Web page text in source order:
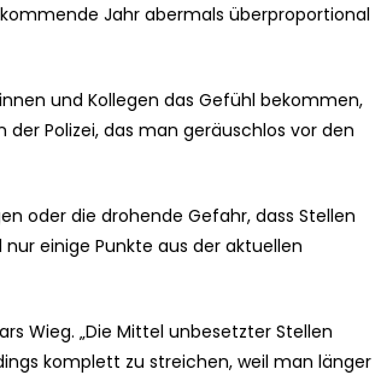
Jahr abermals überproportional
und Kollegen das Gefühl bekommen,
der Polizei, das man geräuschlos vor den
oder die drohende Gefahr, dass Stellen
einige Punkte aus der aktuellen
Wieg. „Die Mittel unbesetzter Stellen
komplett zu streichen, weil man länger